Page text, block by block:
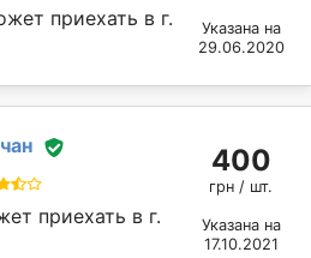
приехать в г.
Указана на
29.06.2020
приехать в г.
400
грн / шт.
Указана на
17.10.2021